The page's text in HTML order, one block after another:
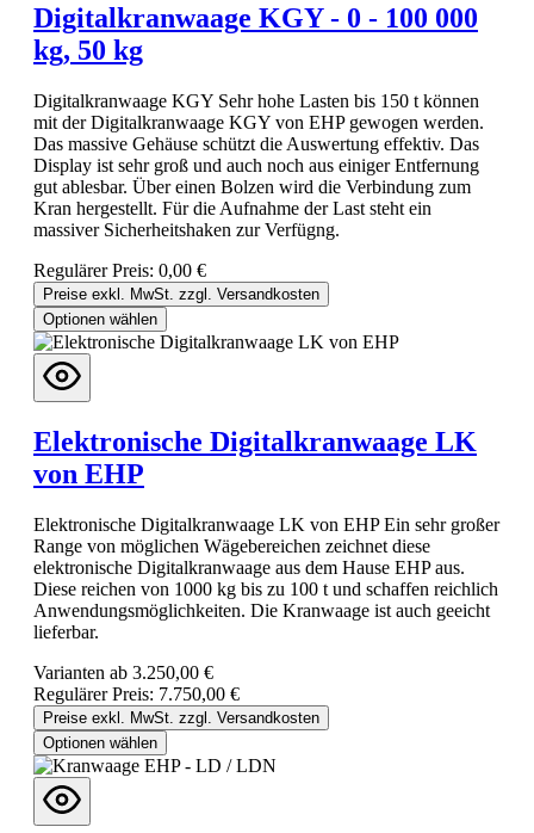
Digitalkranwaage KGY - 0 - 100 000
kg, 50 kg
Digitalkranwaage KGY Sehr hohe Lasten bis 150 t können
mit der Digitalkranwaage KGY von EHP gewogen werden.
Das massive Gehäuse schützt die Auswertung effektiv. Das
Display ist sehr groß und auch noch aus einiger Entfernung
gut ablesbar. Über einen Bolzen wird die Verbindung zum
Kran hergestellt. Für die Aufnahme der Last steht ein
massiver Sicherheitshaken zur Verfügng.
Regulärer Preis: 0,00 €
Preise exkl. MwSt. zzgl. Versandkosten
Optionen wählen
Elektronische Digitalkranwaage LK
von EHP
Elektronische Digitalkranwaage LK von EHP Ein sehr großer
Range von möglichen Wägebereichen zeichnet diese
elektronische Digitalkranwaage aus dem Hause EHP aus.
Diese reichen von 1000 kg bis zu 100 t und schaffen reichlich
Anwendungsmöglichkeiten. Die Kranwaage ist auch geeicht
lieferbar.
Varianten ab 3.250,00 €
Regulärer Preis: 7.750,00 €
Preise exkl. MwSt. zzgl. Versandkosten
Optionen wählen